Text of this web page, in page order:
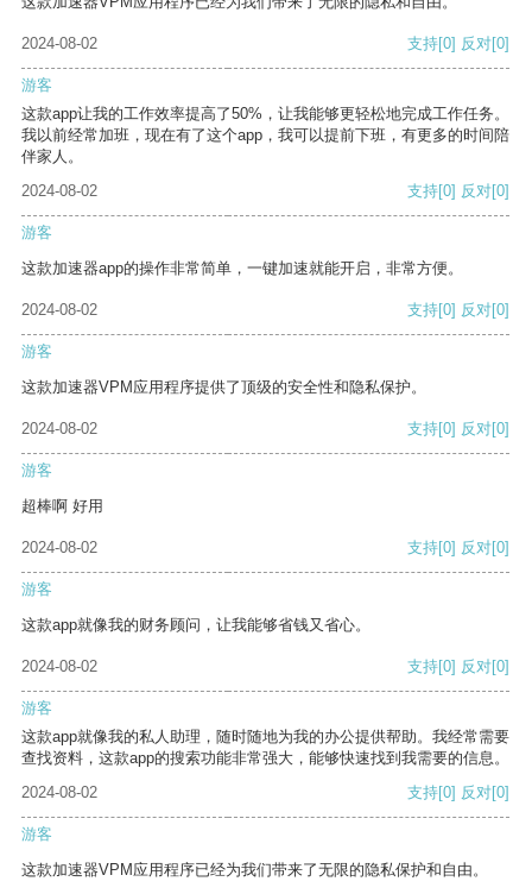
2024-08-02 支持[0] 反对[0]
游客
这款app让我的工作效率提高了50%，让我能够更轻松地完成工作任务。
我以前经常加班，现在有了这个app，我可以提前下班，有更多的时间陪
伴家人。
2024-08-02
支持[0] 反对[0]
游客
这款加速器app的操作非常简单，一键加速就能开启，非常方便。
2024-08-02 支持[0] 反对[0]
游客
这款加速器VPM应用程序提供了顶级的安全性和隐私保护。
2024-08-02 支持[0] 反对[0]
游客
超棒啊 好用
2024-08-02 支持[0] 反对[0]
游客
这款app就像我的财务顾问，让我能够省钱又省心。
2024-08-02 支持[0] 反对[0]
游客
这款app就像我的私人助理，随时随地为我的办公提供帮助。我经常需要
查找资料，这款app的搜索功能非常强大，能够快速找到我需要的信息。
2024-08-02
支持[0] 反对[0]
游客
这款加速器VPM应用程序已经为我们带来了无限的隐私保护和自由。